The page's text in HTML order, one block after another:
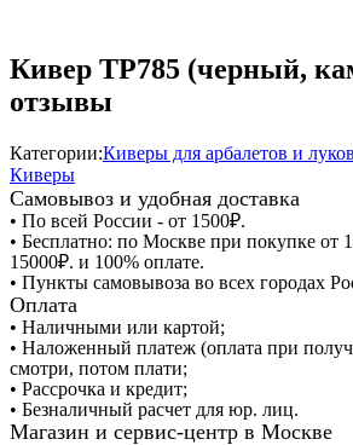
Кивер TP785 (черный,
отзывы
Категории:Киверы для арбалетов и луков
Киверы
Самовывоз и удобная доставка
• По всей России - от 1500₽.
• Бесплатно: по Москве при покупке от
15000₽. и 100% оплате.
• Пункты самовывоза во всех городах
Оплата
• Наличными или картой;
• Наложенный платеж (оплата при
смотри, потом плати;
• Рассрочка и кредит;
• Безналичный расчет для юр. лиц.
Магазин и сервис-центр в Москве